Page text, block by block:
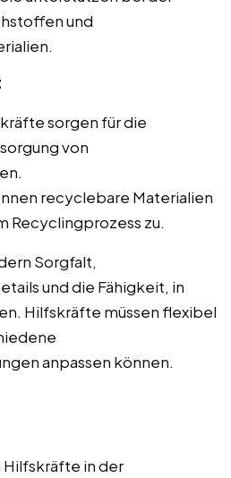
und
sorgen für die
von
recyclebare Materialien
Recyclingprozess zu.
Sorgfalt,
und die Fähigkeit, in
Hilfskräfte müssen flexibel
anpassen können.
Hilfskräfte in der